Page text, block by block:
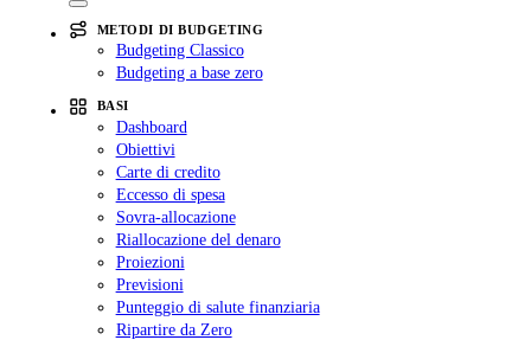
METODI DI BUDGETING
Budgeting Classico
Budgeting a base zero
BASI
Dashboard
Obiettivi
Carte di credito
Eccesso di spesa
Sovra-allocazione
Riallocazione del denaro
Proiezioni
Previsioni
Punteggio di salute finanziaria
Ripartire da Zero